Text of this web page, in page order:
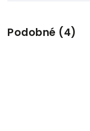
Podobné (4)